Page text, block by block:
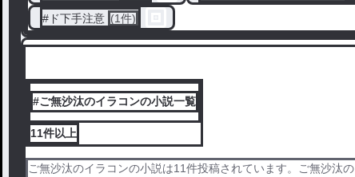
# ド下手注意 (1件)
#ご無沙汰のイラコンの小説一覧
11件以上
ご無沙汰のイラコンの小説は11件投稿されています。ご無沙汰